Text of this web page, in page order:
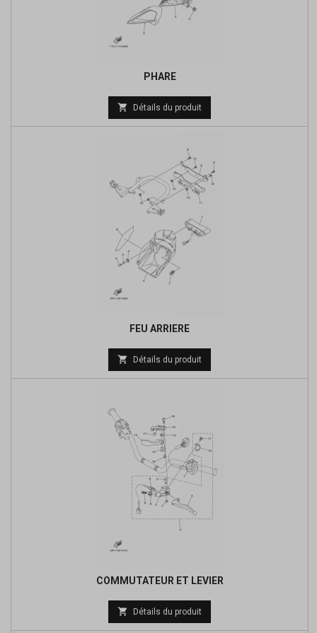
PHARE
Prix
de
 Détails du produit
FEU ARRIERE
Prix
de
 Détails du produit
COMMUTATEUR ET LEVIER
Prix
de
 Détails du produit